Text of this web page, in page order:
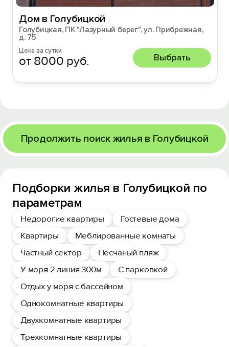
Дом в Голубицкой
Голубицкая, ПК "Лазурный берег", ул. Прибрежная,
д. 75
Цена за сутки
от 8000 руб. Выбрать
Продолжить поиск жилья в Голубицкой
Подборки жилья в Голубицкой по
параметрам
Недорогие квартиры
Гостевые дома
Квартиры
Меблированные комнаты
Частный сектор
Песчаный пляж
У моря 2 линия 300м
С парковкой
Отдых у моря с бассейном
Однокомнатные квартиры
Двухкомнатные квартиры
Трехкомнатные квартиры